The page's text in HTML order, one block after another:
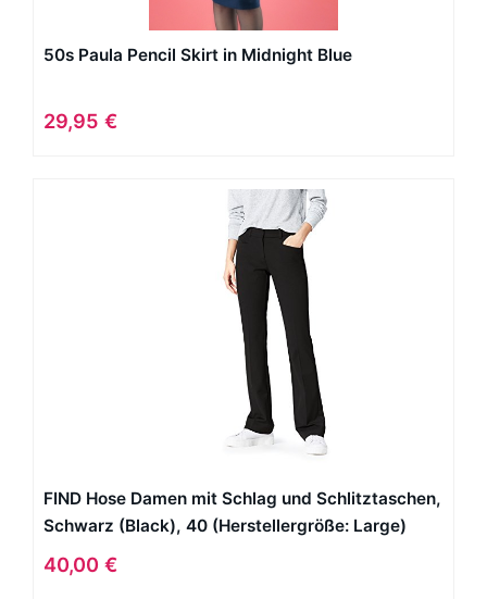
50s Paula Pencil Skirt in Midnight Blue
29,95 €
FIND Hose Damen mit Schlag und Schlitztaschen,
Schwarz (Black), 40 (Herstellergröße: Large)
40,00 €